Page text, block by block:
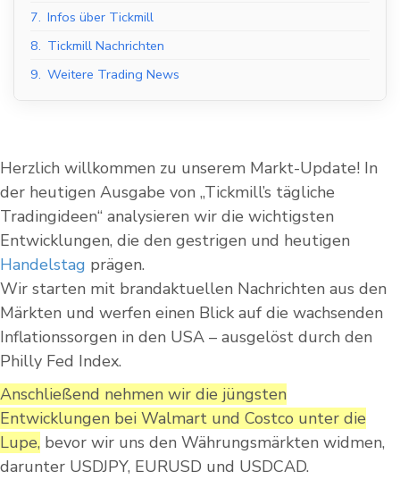
7. Infos über Tickmill
8. Tickmill Nachrichten
9. Weitere Trading News
Herzlich willkommen zu unserem Markt-Update! In
der heutigen Ausgabe von „Tickmill’s tägliche
Tradingideen“ analysieren wir die wichtigsten
Entwicklungen, die den gestrigen und heutigen
Handelstag prägen.
Wir starten mit brandaktuellen Nachrichten aus den
Märkten und werfen einen Blick auf die wachsenden
Inflationssorgen in den USA – ausgelöst durch den
Philly Fed Index.
Anschließend nehmen wir die jüngsten
Entwicklungen bei Walmart und Costco unter die
Lupe, bevor wir uns den Währungsmärkten widmen,
darunter USDJPY, EURUSD und USDCAD.